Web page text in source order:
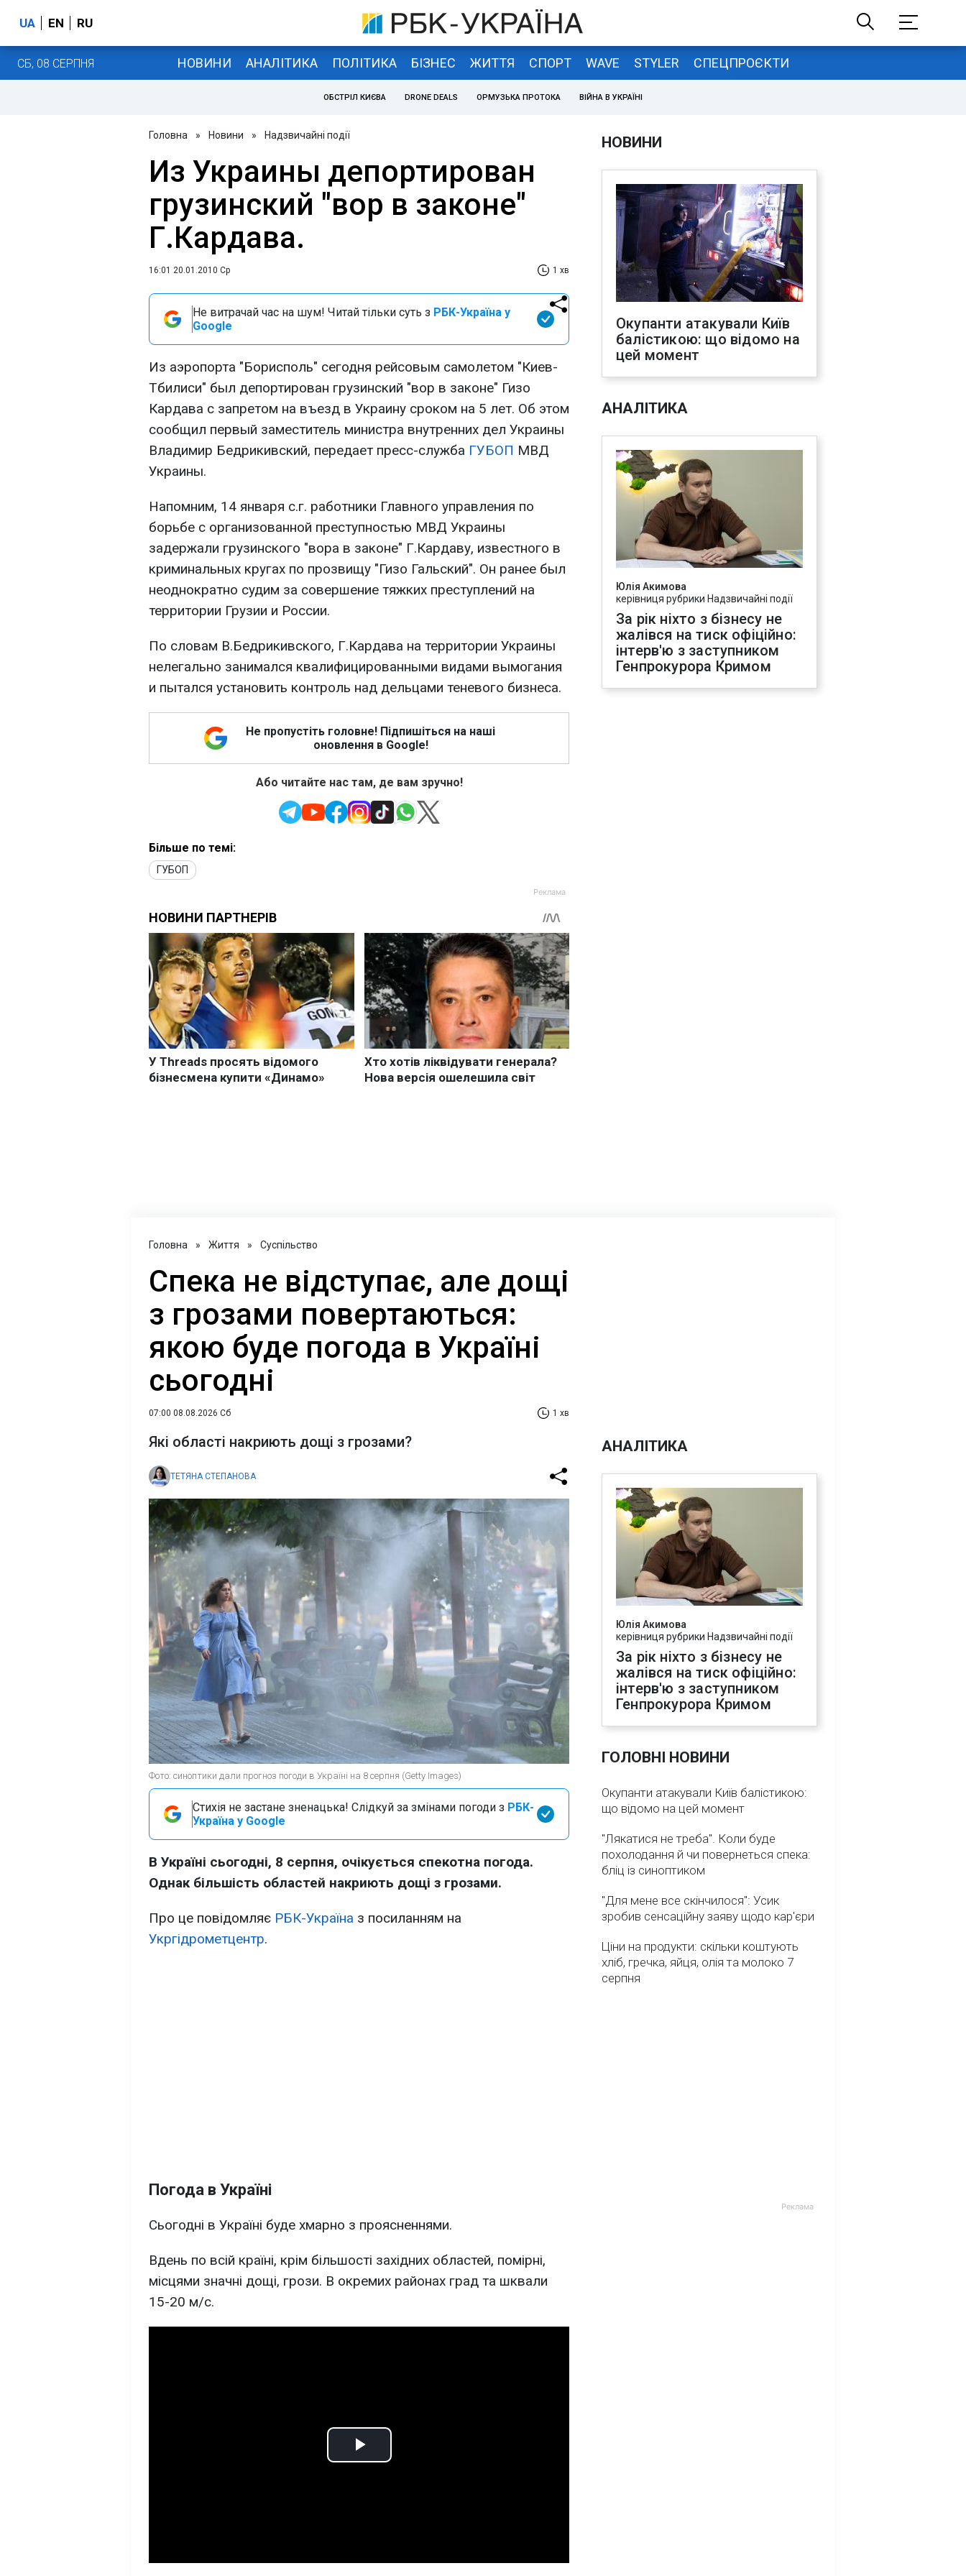
UA EN RU
СБ, 08 СЕРПНЯ НОВИНИ АНАЛІТИКА ПОЛІТИКА БІЗНЕС ЖИТТЯ СПОРТ WAVE STYLER СПЕЦПРОЄКТИ
ОБСТРІЛ КИЄВА DRONE DEALS ОРМУЗЬКА ПРОТОКА ВІЙНА В УКРАЇНІ
Головна » Новини » Надзвичайні події
Из Украины депортирован
грузинский "вор в законе"
Г.Кардава.
16:01 20.01.2010 Ср 1 хв
Не витрачай час на шум! Читай тільки суть з РБК-Україна у
Google
Из аэропорта "Борисполь" сегодня рейсовым самолетом "Киев-
Тбилиси" был депортирован грузинский "вор в законе" Гизо
Кардава с запретом на въезд в Украину сроком на 5 лет. Об этом
сообщил первый заместитель министра внутренних дел Украины
Владимир Бедрикивский, передает пресс-служба ГУБОП МВД
Украины.
Напомним, 14 января с.г. работники Главного управления по
борьбе с организованной преступностью МВД Украины
задержали грузинского "вора в законе" Г.Кардаву, известного в
криминальных кругах по прозвищу "Гизо Гальский". Он ранее был
неоднократно судим за совершение тяжких преступлений на
территории Грузии и России.
По словам В.Бедрикивского, Г.Кардава на территории Украины
нелегально занимался квалифицированными видами вымогания
и пытался установить контроль над дельцами теневого бизнеса.
Не пропустіть головне! Підпишіться на наші
оновлення в Google!
Або читайте нас там, де вам зручно!
Більше по темі:
ГУБОП
НОВИНИ
Окупанти атакували Київ
балістикою: що відомо на
цей момент
АНАЛІТИКА
Юлія Акимова
керівниця рубрики Надзвичайні події
За рік ніхто з бізнесу не
жалівся на тиск офіційно:
інтерв'ю з заступником
Генпрокурора Кримом
Головна » Життя » Суспільство
Спека не відступає, але дощі
з грозами повертаються:
якою буде погода в Україні
сьогодні
07:00 08.08.2026 Сб 1 хв
Які області накриють дощі з грозами?
ТЕТЯНА СТЕПАНОВА
Фото: синоптики дали прогноз погоди в Україні на 8 серпня (Getty Images)
Стихія не застане зненацька! Слідкуй за змінами погоди з РБК-
Україна у Google
В Україні сьогодні, 8 серпня, очікується спекотна погода.
Однак більшість областей накриють дощі з грозами.
Про це повідомляє РБК-Україна з посиланням на
Укргідрометцентр.
Погода в Україні
Сьогодні в Україні буде хмарно з проясненнями.
Вдень по всій країні, крім більшості західних областей, помірні,
місцями значні дощі, грози. В окремих районах град та шквали
15-20 м/с.
Play
АНАЛІТИКА
Юлія Акимова
керівниця рубрики Надзвичайні події
За рік ніхто з бізнесу не
жалівся на тиск офіційно:
інтерв'ю з заступником
Генпрокурора Кримом
ГОЛОВНІ НОВИНИ
Окупанти атакували Київ балістикою:
що відомо на цей момент
"Лякатися не треба". Коли буде
похолодання й чи повернеться спека:
бліц із синоптиком
"Для мене все скінчилося": Усик
зробив сенсаційну заяву щодо кар'єри
Ціни на продукти: скільки коштують
хліб, гречка, яйця, олія та молоко 7
серпня